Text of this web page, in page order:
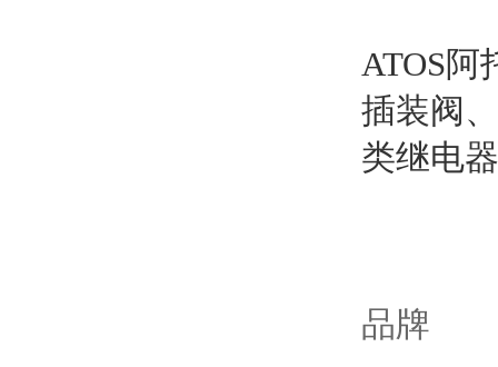
ATOS
插装阀
类继电
品牌